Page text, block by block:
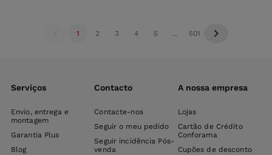
1 2 3 4 5 ... 501
Serviços
Envio, entrega e
montagem
Garantia Plus
Blog
Contacto
Contacte-nos
Seguir o meu pedido
Seguir incidência Pós-
venda
A nossa empresa
Lojas
Cartão de Crédito
Conforama
Cupões de desconto